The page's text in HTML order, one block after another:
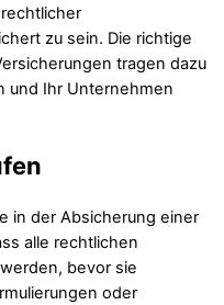
zu sein. Die richtige
tragen dazu
und Ihr Unternehmen
in der Absicherung einer
alle rechtlichen
bevor sie
oder